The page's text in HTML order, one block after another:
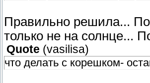
Правильно решила...
только не на солнце...
Quote (vasilisa)
что делать с корешком-